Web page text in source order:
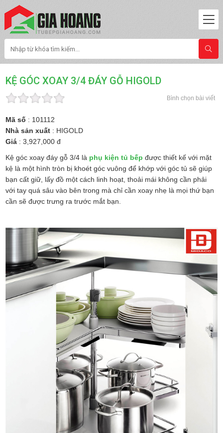
KỆ GÓC XOAY 3/4 ĐÁY GỖ HIGOLD
Bình chọn bài viết
Mã số : 101112
Nhà sản xuất : HIGOLD
Giá : 3,927,000 đ
Kệ góc xoay đáy gỗ 3/4 là phụ kiện tủ bếp được thiết kế với mặt
kệ là một hình tròn bị khoét góc vuông để khớp với góc tủ sẽ giúp
bạn cất giữ, lấy đồ một cách linh hoạt, thoải mái không cần phải
với tay quá sâu vào bên trong mà chỉ cần xoay nhẹ là mọi thứ bạn
cần sẽ được trưng ra trước mắt bạn.